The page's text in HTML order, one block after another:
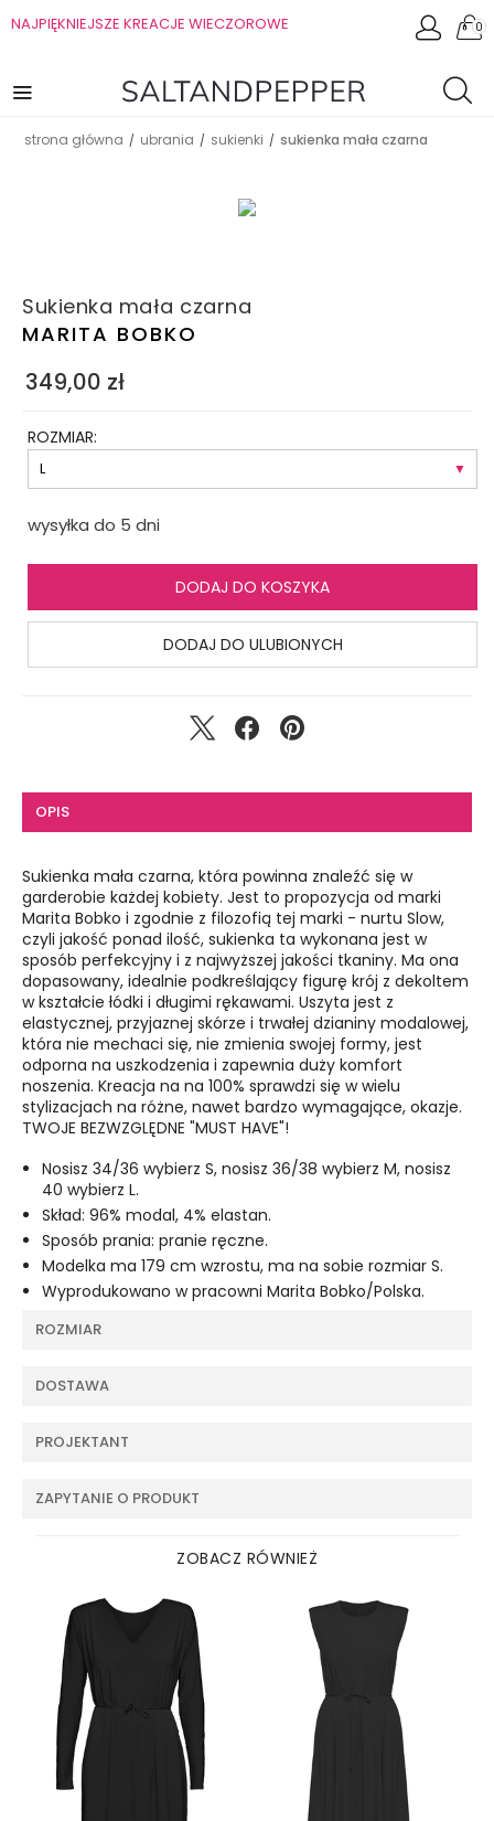
NAJPIĘKNIEJSZE KREACJE WIECZOROWE 0
strona główna / ubrania / sukienki / sukienka mała czarna
Sukienka mała czarna
MARITA BOBKO
349,00 zł
ROZMIAR:
wysyłka do 5 dni
DODAJ DO KOSZYKA
DODAJ DO ULUBIONYCH
OPIS
Sukienka mała czarna, która powinna znaleźć się w
garderobie każdej kobiety. Jest to propozycja od marki
Marita Bobko i zgodnie z filozofią tej marki - nurtu Slow,
czyli jakość ponad ilość, sukienka ta wykonana jest w
sposób perfekcyjny i z najwyższej jakości tkaniny. Ma ona
dopasowany, idealnie podkreślający figurę krój z dekoltem
w kształcie łódki i długimi rękawami. Uszyta jest z
elastycznej, przyjaznej skórze i trwałej dzianiny modalowej,
która nie mechaci się, nie zmienia swojej formy, jest
odporna na uszkodzenia i zapewnia duży komfort
noszenia. Kreacja na na 100% sprawdzi się w wielu
stylizacjach na różne, nawet bardzo wymagające, okazje.
TWOJE BEZWZGLĘDNE "MUST HAVE"!
Nosisz 34/36 wybierz S, nosisz 36/38 wybierz M, nosisz
40 wybierz L.
Skład: 96% modal, 4% elastan.
Sposób prania: pranie ręczne.
Modelka ma 179 cm wzrostu, ma na sobie rozmiar S.
Wyprodukowano w pracowni Marita Bobko/Polska.
ROZMIAR
DOSTAWA
PROJEKTANT
ZAPYTANIE O PRODUKT
ZOBACZ RÓWNIEŻ